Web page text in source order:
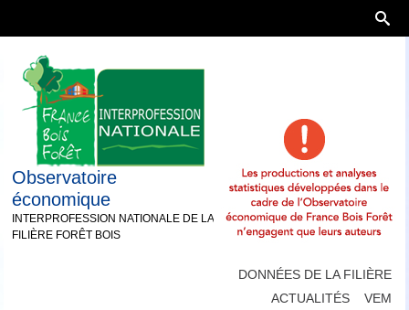
Observatoire
économique
INTERPROFESSION NATIONALE DE LA
FILIÈRE FORÊT BOIS
DONNÉES DE LA FILIÈRE
ACTUALITÉS
VEM